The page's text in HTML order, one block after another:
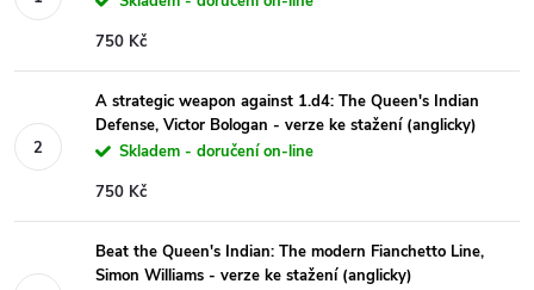
750 Kč
A strategic weapon against 1.d4: The Queen's Indian
Defense, Victor Bologan - verze ke stažení (anglicky)
Skladem - doručení on-line
750 Kč
Beat the Queen's Indian: The modern Fianchetto Line,
Simon Williams - verze ke stažení (anglicky)